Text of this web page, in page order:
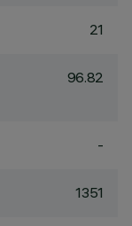
21
96.82
-
1351